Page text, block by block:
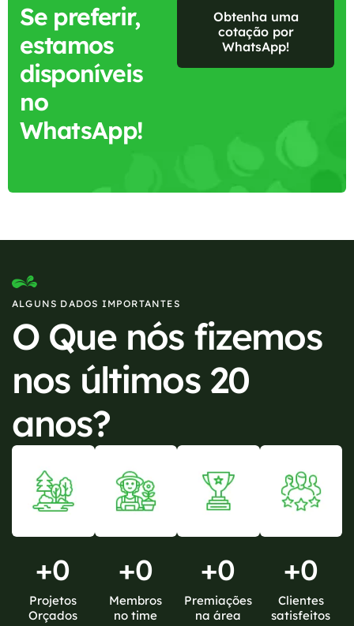
Se preferir,
estamos
disponíveis
no
WhatsApp!
Obtenha uma
cotação por
WhatsApp!
ALGUNS DADOS IMPORTANTES
O Que nós fizemos
nos últimos 20
anos?
+0
Projetos
Orçados
+0
Membros
no time
+0
Premiações
na área
+0
Clientes
satisfeitos